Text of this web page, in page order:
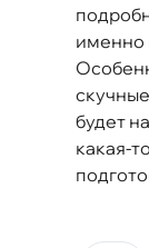
именно
будет
какая-